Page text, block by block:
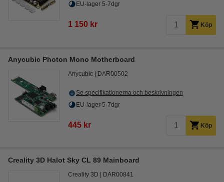
EU-lager 5-7dgr
1 150 kr Köp
Anycubic Photon Mono Motherboard
Anycubic DAR00502
Se specifikationerna och beskrivningen
EU-lager 5-7dgr
445 kr Köp
Creality 3D Halot Sky CL 89 Mainboard
Creality 3D DAR00841